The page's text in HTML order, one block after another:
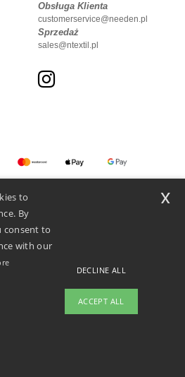
Obsługa Klienta
customerservice@needen.pl
Sprzedaż
sales@ntextil.pl
prawa zastrzeżone
to
By
consent to
with our
DECLINE ALL
ACCEPT ALL
x